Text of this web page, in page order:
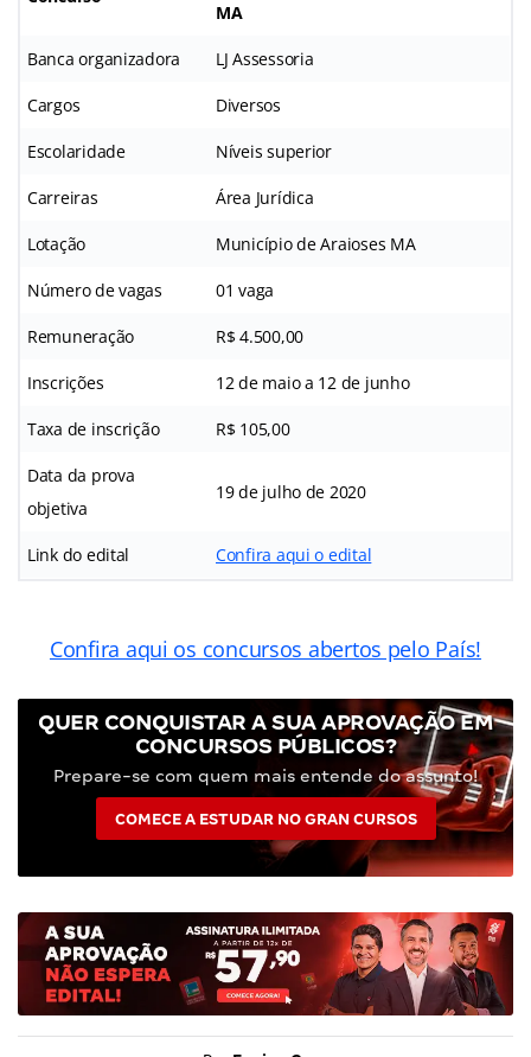
MA
Banca organizadora LJ Assessoria
Cargos Diversos
Escolaridade Níveis superior
Carreiras Área Jurídica
Lotação Município de Araioses MA
Número de vagas 01 vaga
Remuneração R$ 4.500,00
Inscrições 12 de maio a 12 de junho
Taxa de inscrição R$ 105,00
Data da prova
objetiva
19 de julho de 2020
Link do edital Confira aqui o edital
Confira aqui os concursos abertos pelo País!
QUER CONQUISTAR A SUA APROVAÇÃO EM
CONCURSOS PÚBLICOS?
Prepare-se com quem mais entende do assunto!
COMECE A ESTUDAR NO GRAN CURSOS